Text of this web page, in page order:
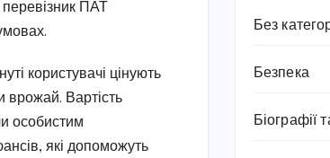
ПАТ
користувачі цінують
врожай. Вартість
особистим
які допоможуть
Без
Безпека
Біографії